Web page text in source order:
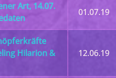
Art, 14.07.
01.07.19
Hilarion &
12.06.19